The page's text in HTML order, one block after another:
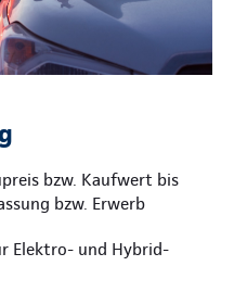
bzw. Kaufwert bis
bzw. Erwerb
Elektro- und Hybrid-